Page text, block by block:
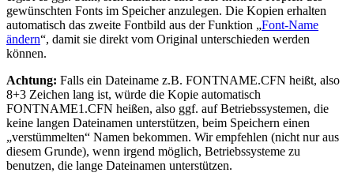
gewünschten Fonts im Speicher anzulegen. Die Kopien erhalten
automatisch das zweite Fontbild aus der Funktion
Font-Name
ändern , damit sie direkt vom Original unterschieden werden
können.
Achtung: Falls ein Dateiname z.B. FONTNAME.CFN heißt, also
8+3 Zeichen lang ist, würde die Kopie automatisch
FONTNAME1.CFN heißen, also ggf. auf Betriebssystemen, die
keine langen Dateinamen unterstützen, beim Speichern einen
verstümmelten
Namen bekommen. Wir empfehlen (nicht nur aus
diesem Grunde), wenn irgend möglich, Betriebssysteme zu
benutzen, die lange Dateinamen unterstützen.